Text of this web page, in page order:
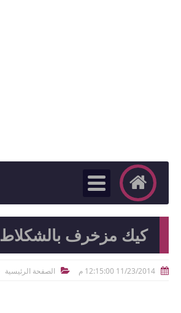
كيك مزخرف بالشكلاط
 11/23/2014 12:15:00 م  الصفحة الرئيسية